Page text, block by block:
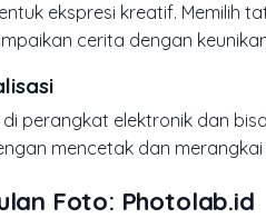
ekspresi kreatif. Memilih
cerita dengan
perangkat elektronik dan
mencetak dan
Foto: Photolab.id